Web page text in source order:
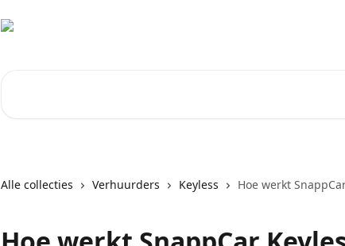
Alle collecties Verhuurders Keyless Hoe werkt